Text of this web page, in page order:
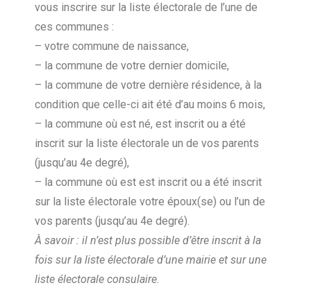
vous inscrire sur la liste électorale de l’une de
ces communes :
– votre commune de naissance,
– la commune de votre dernier domicile,
– la commune de votre dernière résidence, à la
condition que celle-ci ait été d’au moins 6 mois,
– la commune où est né, est inscrit ou a été
inscrit sur la liste électorale un de vos parents
(jusqu’au 4e degré),
– la commune où est est inscrit ou a été inscrit
sur la liste électorale votre époux(se) ou l’un de
vos parents (jusqu’au 4e degré).
À savoir : il n’est plus possible d’être inscrit à la
fois sur la liste électorale d’une mairie et sur une
liste électorale consulaire.